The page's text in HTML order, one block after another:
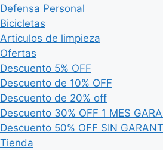
Defensa Personal
Bicicletas
Articulos de limpieza
Ofertas
Descuento 5% OFF
Descuento de 10% OFF
Descuento de 20% off
Descuento 30% OFF 1 MES
Descuento 50% OFF SIN
Tienda